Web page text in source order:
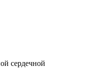
сердечной